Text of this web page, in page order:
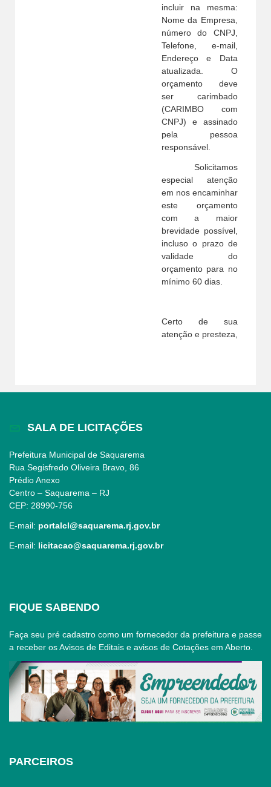
incluir na mesma:
Nome da Empresa,
número do CNPJ,
Telefone, e-mail,
Endereço e Data
atualizada. O
orçamento deve
ser carimbado
(CARIMBO com
CNPJ) e assinado
pela pessoa
responsável.
Solicitamos
especial atenção
em nos encaminhar
este orçamento
com a maior
brevidade possível,
incluso o prazo de
validade do
orçamento para no
mínimo 60 dias.
Certo de sua
atenção e presteza,
SALA DE LICITAÇÕES
Prefeitura Municipal de Saquarema
Rua Segisfredo Oliveira Bravo, 86
Prédio Anexo
Centro – Saquarema – RJ
CEP: 28990-756
E-mail: portalcl@saquarema.rj.gov.br
E-mail: licitacao@saquarema.rj.gov.br
FIQUE SABENDO
Faça seu pré cadastro como um fornecedor da prefeitura e passe
a receber os Avisos de Editais e avisos de Cotações em Aberto.
PARCEIROS